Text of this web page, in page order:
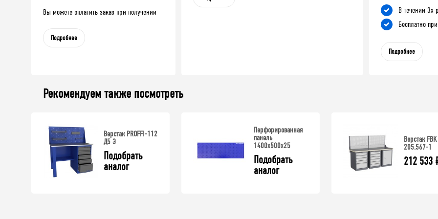
Вы можете оплатить заказ при получении
Подробнее
В течении 3х
Бесплатно
Подробнее
Рекомендуем также посмотреть
Верстак PROFFI-112
Д5 Э
Подобрать
аналог
Перфорированная
панель
1400х500х25
Подобрать
аналог
Верстак FBK
205.567-1
212 533